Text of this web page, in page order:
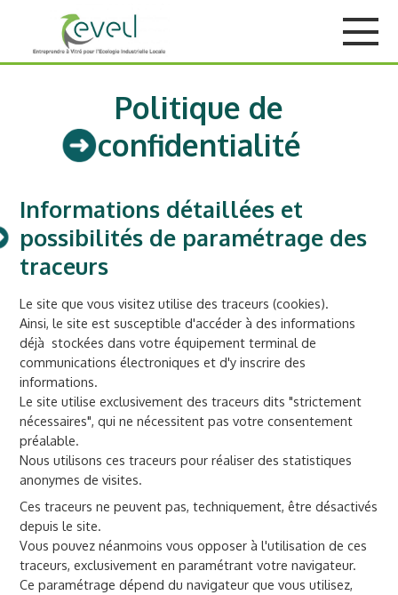
Politique de
confidentialité
Informations détaillées et
possibilités de paramétrage des
traceurs
Le site que vous visitez utilise des traceurs (cookies).
Ainsi, le site est susceptible d'accéder à des informations
déjà stockées dans votre équipement terminal de
communications électroniques et d'y inscrire des
informations.
Le site utilise exclusivement des traceurs dits "strictement
nécessaires", qui ne nécessitent pas votre consentement
préalable.
Nous utilisons ces traceurs pour réaliser des statistiques
anonymes de visites.
Ces traceurs ne peuvent pas, techniquement, être désactivés
depuis le site.
Vous pouvez néanmoins vous opposer à l'utilisation de ces
traceurs, exclusivement en paramétrant votre navigateur.
Ce paramétrage dépend du navigateur que vous utilisez,